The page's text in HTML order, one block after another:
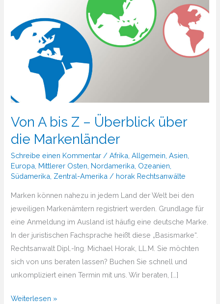
Von A bis Z – Überblick über
die Markenländer
Schreibe einen Kommentar /Afrika ,Allgemein ,Asien
Europa Mittlerer Osten Nordamerika Ozeanien
Südamerika Zentral-Amerika / horak Rechtsanwälte
Marken können nahezu in jedem Land der Welt bei den
jeweiligen Markenämtern registriert werden. Grundlage für
eine Anmeldung im Ausland ist häufig eine deutsche Marke.
In der juristischen Fachsprache heißt diese „Basismarke“.
Rechtsanwalt Dipl.-Ing. Michael Horak, LL.M. Sie möchten
sich von uns beraten lassen? Buchen Sie schnell und
unkompliziert einen Termin mit uns. Wir beraten, […]
Von
Weiterlesen »